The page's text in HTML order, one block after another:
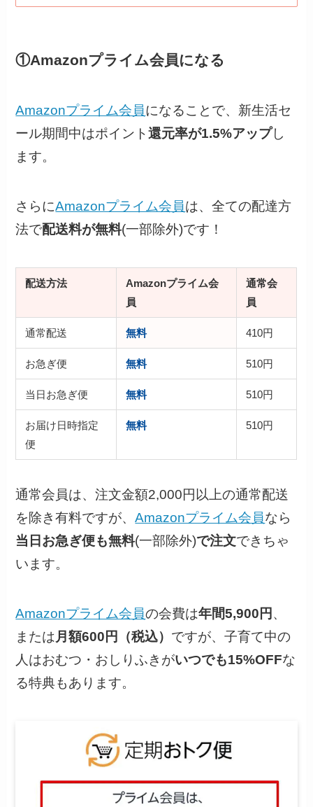
①Amazonプライム会員になる
Amazonプライム会員になることで、新生活セ
ール期間中はポイント還元率が1.5%アップし
ます。
さらにAmazonプライム会員は、全ての配達方
法で配送料が無料(一部除外)です！
配送方法
Amazonプライム会
員
通常会
員
通常配送 無料 410円
お急ぎ便 無料 510円
当日お急ぎ便 無料 510円
お届け日時指定
便
無料 510円
通常会員は、注文金額2,000円以上の通常配送
を除き有料ですが、Amazonプライム会員なら
当日お急ぎ便も無料(一部除外)で注文できちゃ
います。
Amazonプライム会員の会費は年間5,900円 、
または月額600円（税込） ですが、子育て中の
人はおむつ・おしりふきがいつでも15%OFFな
る特典もあります。